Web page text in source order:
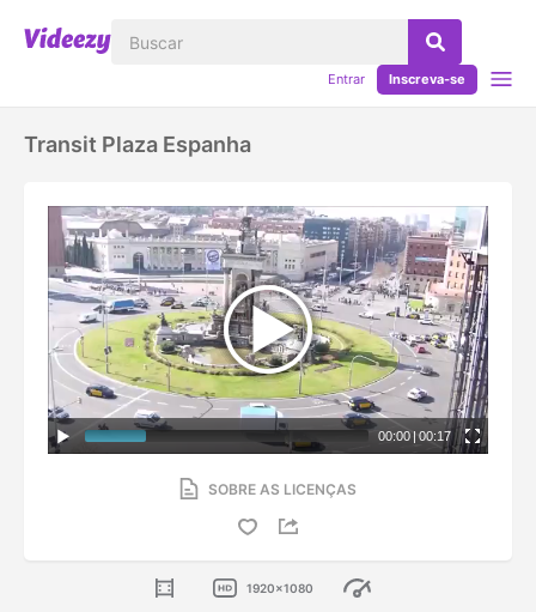
Entrar Inscreva-se
Transit Plaza Espanha
00:00 | 00:17
SOBRE AS LICENÇAS
1920x1080